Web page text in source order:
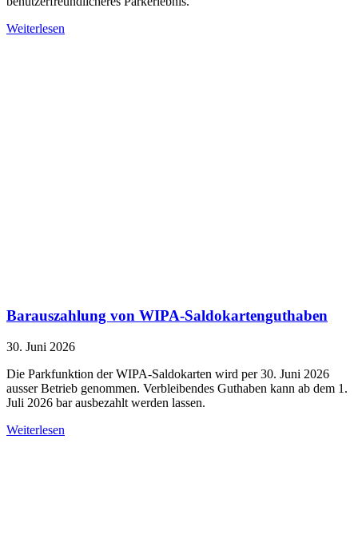
Weiterlesen
Barauszahlung von WIPA-Saldokartenguthaben
30. Juni 2026
Die Parkfunktion der WIPA-Saldokarten wird per 30. Juni 2026
ausser Betrieb genommen. Verbleibendes Guthaben kann ab dem 1.
Juli 2026 bar ausbezahlt werden lassen.
Weiterlesen